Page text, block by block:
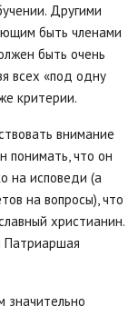
Другими
быть членами
быть очень
всех «под одну
критерии.
внимание
понимать, что он
на исповеди (а
на вопросы), что
христианин.
Патриаршая
значительно